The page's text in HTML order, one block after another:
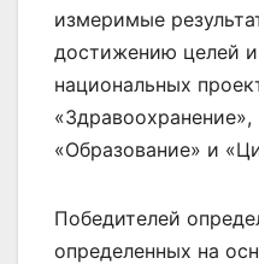
измеримые
достижению целей
национальных
«Образование» и
Победителей
определенных на